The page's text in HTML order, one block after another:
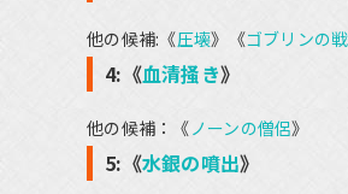
他の候補:《圧壊》《ゴブリンの
4:《血清掻き》
他の候補：《ノーンの僧侶》
5:《水銀の噴出》